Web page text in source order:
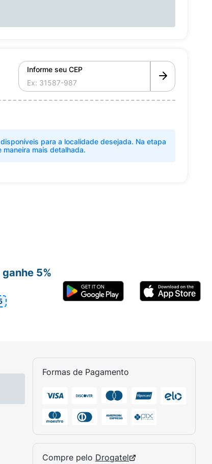
Informe seu CEP
para a localidade desejada. Na etapa
mais detalhada.
Formas de Pagamento
Compre pelo Drogatel
ganhe 5%